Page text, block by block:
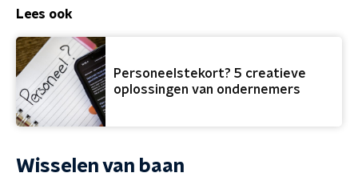
Lees ook
Personeelstekort? 5 creatieve
oplossingen van ondernemers
Wisselen van baan